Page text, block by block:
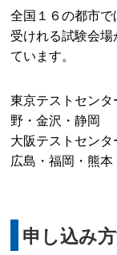
全国１６の都市
受けれる試験会
ています。
東京テストセン
野・金沢・静岡
大阪テストセンタ
広島・福岡・熊本
申し込み